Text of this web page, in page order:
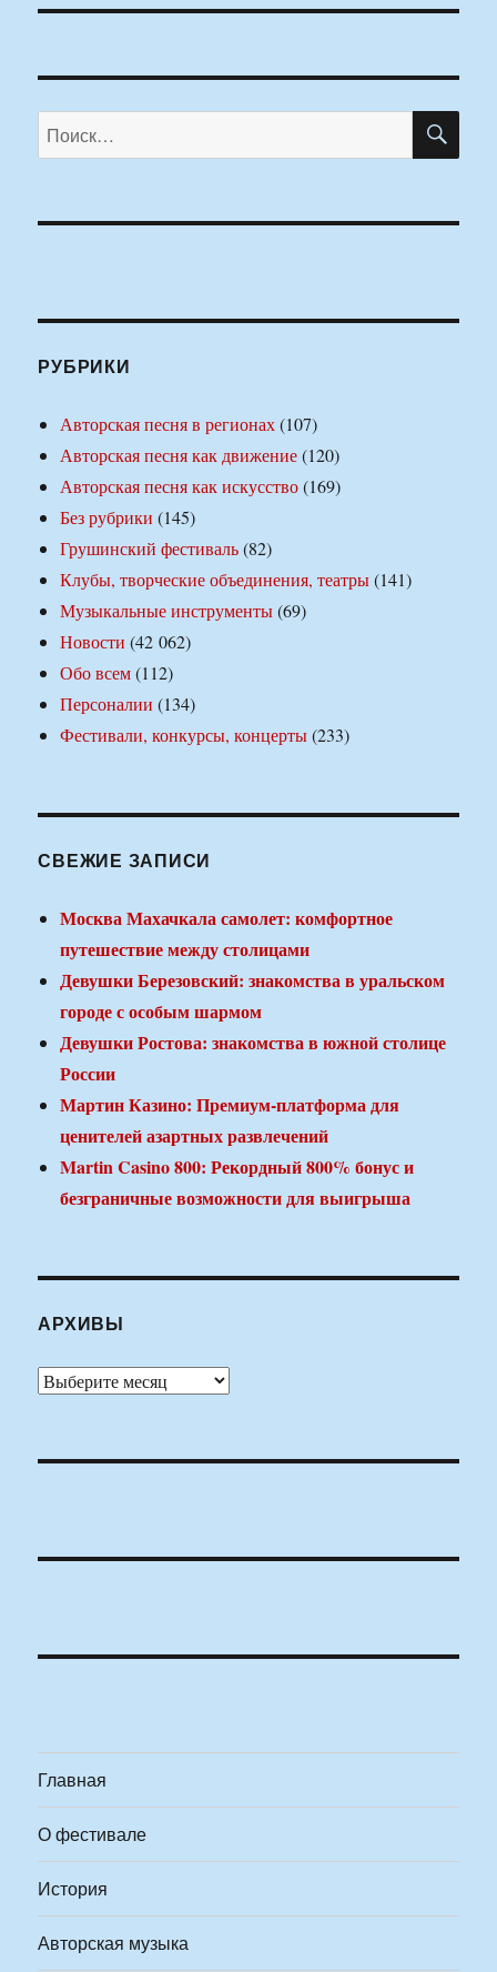
Искать:
РУБРИКИ
Авторская песня в регионах(107)
Авторская песня как движение(120)
Авторская песня как искусство(169)
Без рубрики (145)
Грушинский фестиваль(82)
Клубы, творческие объединения, театры(141)
Музыкальные инструменты(69)
Новости (42 062)
Обо всем(112)
Персоналии (134)
Фестивали, конкурсы, концерты(233)
СВЕЖИЕ ЗАПИСИ
Москва Махачкала самолет: комфортное
путешествие между столицами
Девушки Березовский: знакомства в уральском
городе с особым шармом
Девушки Ростова: знакомства в южной столице
России
Мартин Казино: Премиум-платформа для
ценителей азартных развлечений
Martin Casino 800: Рекордный 800% бонус и
безграничные возможности для выигрыша
АРХИВЫ
Архивы
Главная
О фестивале
История
Авторская музыка